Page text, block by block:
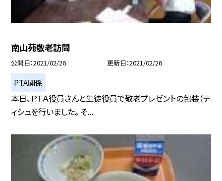
南山苑敬老訪問
公開日 2021/02/26 更新日 2021/02/26
PTA関係
本日、ＰＴＡ役員さんと生徒役員で敬老プレゼントの包装（テ
ィシュを行いました。 そ...